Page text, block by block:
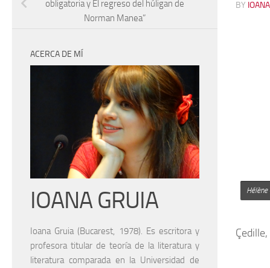
BY
Hélène
obligatoria y El regreso del húligan de
Norman Manea”
ACERCA DE MÍ
IOANA GRUIA
Ioana Gruia (Bucarest, 1978). Es escritora y
profesora titular de teoría de la literatura y
literatura comparada en la Universidad de